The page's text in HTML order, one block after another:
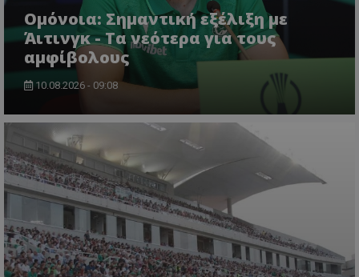
Ομόνοια: Σημαντική εξέλιξη με
Άιτινγκ - Τα νεότερα για τους
αμφίβολους
10.08.2026 - 09:08